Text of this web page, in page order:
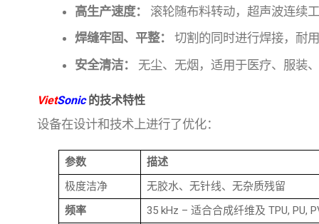
高生产速度：
滚轮随布料转动，超声波连续
焊缝牢固、平整：
切割的同时进行焊接，耐
安全清洁：
无尘、无烟，适用于医疗、服装
VietSonic的技术特性
设备在设计和技术上进行了优化：
参数
描述
极度洁净
无胶水、无针线、无杂质残留
频率
35 kHz – 适合合成纤维及 TPU, PU,